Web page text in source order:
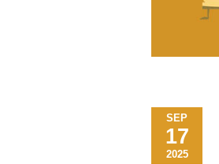
SEP
17
2025